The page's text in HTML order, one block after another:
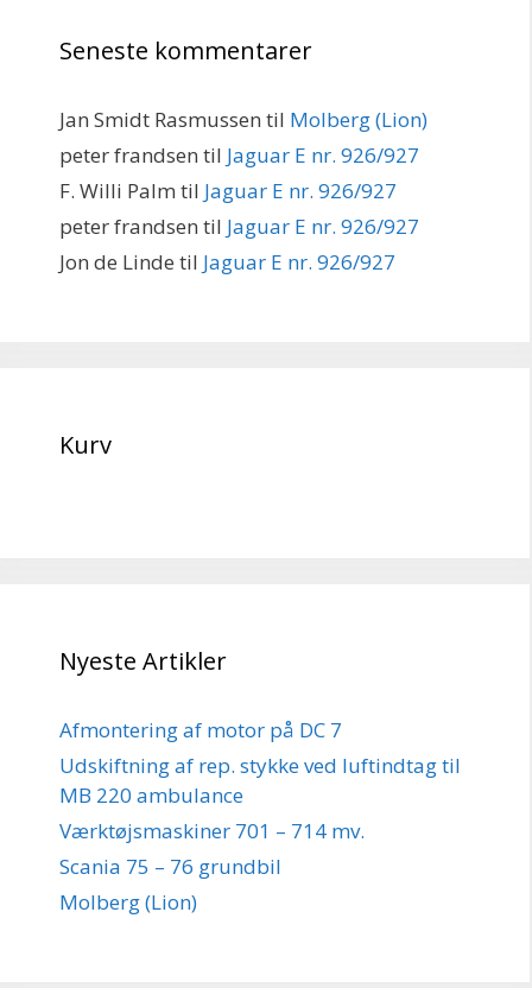
Seneste kommentarer
Jan Smidt Rasmussen til Molberg (Lion)
peter frandsen til Jaguar E nr. 926/927
F. Willi Palm til Jaguar E nr. 926/927
peter frandsen til Jaguar E nr. 926/927
Jon de Linde til Jaguar E nr. 926/927
Kurv
Nyeste Artikler
Afmontering af motor på DC 7
Udskiftning af rep. stykke ved luftindtag til
MB 220 ambulance
Værktøjsmaskiner 701 – 714 mv.
Scania 75 – 76 grundbil
Molberg (Lion)